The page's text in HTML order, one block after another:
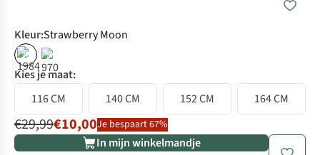
Kleur:Strawberry Moon
% %
Kies je maat:
116 CM
140 CM 152 CM 164 CM
€29,99€10,00Je bespaart 67%
In mijn winkelmandje